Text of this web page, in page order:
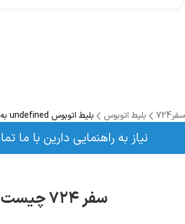
سفر724 بلیط اتوبوس بلیط اتوبوس undefined به undefined
نیاز به راهنمایی دارین با ما
سفر ۷۲۴ چیست؟